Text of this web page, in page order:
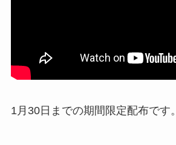
1月30日までの期間限定配布です。